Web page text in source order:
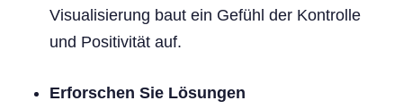
Visualisierung baut ein Gefühl der Kontrolle
und Positivität auf.
Erforschen Sie Lösungen